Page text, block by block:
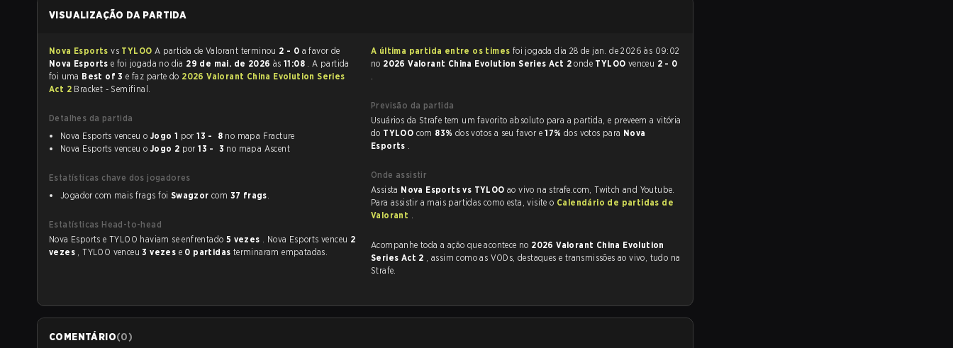
VISUALIZAÇÃO DA PARTIDA
Nova Esportsvs TYLOO A partida de Valorant terminou 2 - 0 a favor de
Nova Esports
e foi jogada no dia 29 de mai. de 2026 às 11:08 . A partida
foi uma Best of 3e faz parte do 2026 Valorant China Evolution Series
Act 2 Bracket - Semifinal.
Detalhes da partida
Nova Esports venceu o Jogo 1 por 13 - 8no mapa Fracture
Nova Esports venceu o Jogo 2 por 13 - 3 no mapa Ascent
Estatísticas chave dos jogadores
Jogador com mais frags foi Swagzor com 37 frags.
Estatísticas Head-to-head
Nova Esports e TYLOO haviam se enfrentado 5 vezes . Nova Esports venceu 2
vezes , TYLOO venceu3 vezes e 0 partidas terminaram empatadas.
A última partida entre os times
no 2026 Valorant China Evolution Series Act 2onde TYLOO venceu 2 - 0
.
Previsão da partida
Usuários da Strafe tem um favorito absoluto para a partida, e preveem a vitória
do TYLOO com 83% dos votos a seu favor e17% dos votos para Nova
Esports .
Onde assistir
Assista Nova Esports vs TYLOO ao vivo na strafe.com, Twitch and Youtube.
Para assistir a mais partidas como esta, visite o Calendário de partidas de
Valorant .
Acompanhe toda a ação que acontece no 2026 Valorant China Evolution
Series Act 2 , assim como as VODs, destaques e transmissões ao vivo, tudo na
Strafe.
COMENTÁRIO(0)